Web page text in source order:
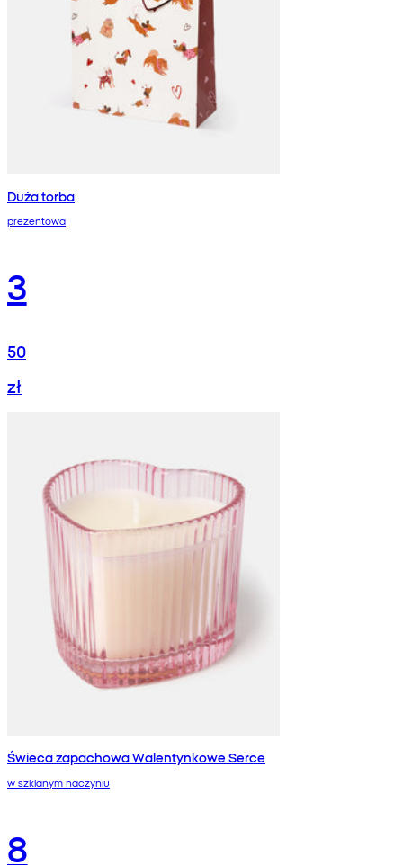
Duża torba
prezentowa
3
50
zł
Świeca zapachowa Walentynkowe Serce
w szklanym naczyniu
8